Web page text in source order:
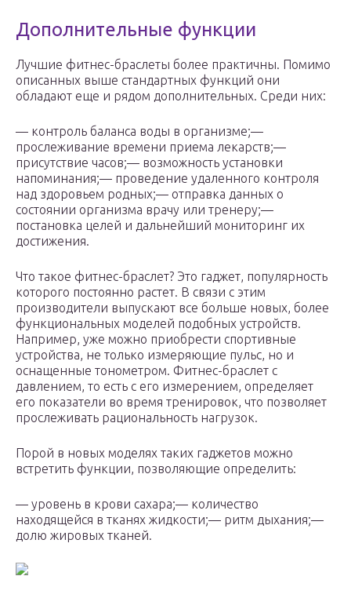
Дополнительные функции
Лучшие фитнес-браслеты более практичны. Помимо
описанных выше стандартных функций они
обладают еще и рядом дополнительных. Среди них:
— контроль баланса воды в организме;—
прослеживание времени приема лекарств;—
присутствие часов;— возможность установки
напоминания;— проведение удаленного контроля
над здоровьем родных;— отправка данных о
состоянии организма врачу или тренеру;—
постановка целей и дальнейший мониторинг их
достижения.
Что такое фитнес-браслет? Это гаджет, популярность
которого постоянно растет. В связи с этим
производители выпускают все больше новых, более
функциональных моделей подобных устройств.
Например, уже можно приобрести спортивные
устройства, не только измеряющие пульс, но и
оснащенные тонометром. Фитнес-браслет с
давлением, то есть с его измерением, определяет
его показатели во время тренировок, что позволяет
прослеживать рациональность нагрузок.
Порой в новых моделях таких гаджетов можно
встретить функции, позволяющие определить:
— уровень в крови сахара;— количество
находящейся в тканях жидкости;— ритм дыхания;—
долю жировых тканей.